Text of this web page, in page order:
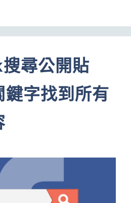
尋公開貼
鍵字找到所有